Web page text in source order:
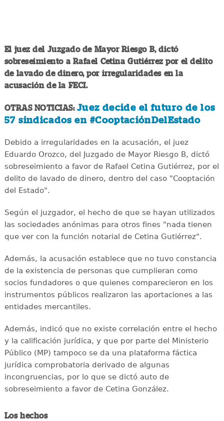
El juez del Juzgado de Mayor Riesgo B, dictó
sobreseimiento a Rafael Cetina Gutiérrez por el delito
de lavado de dinero, por irregularidades en la
acusación de la FECI.
OTRAS NOTICIAS: Juez decide el futuro de los
57 sindicados en #CooptaciónDelEstado
Debido a irregularidades en la acusación, el juez
Eduardo Orozco, del Juzgado de Mayor Riesgo B, dictó
sobreseimiento a favor de Rafael Cetina Gutiérrez, por el
delito de lavado de dinero, dentro del caso "Cooptación
del Estado".
Según el juzgador, el hecho de que se hayan utilizados
las sociedades anónimas para otros fines "nada tienen
que ver con la función notarial de Cetina Gutiérrez".
Además, la acusación establece que no tuvo constancia
de la existencia de personas que cumplieran como
socios fundadores o que quienes comparecieron en los
instrumentos públicos realizaron las aportaciones a las
entidades mercantiles.
Además, indicó que no existe correlación entre el hecho
y la calificación jurídica, y que por parte del Ministerio
Público (MP) tampoco se da una plataforma fáctica
jurídica comprobatoria derivado de algunas
incongruencias, por lo que se dictó auto de
sobreseimiento a favor de Cetina González.
Los hechos